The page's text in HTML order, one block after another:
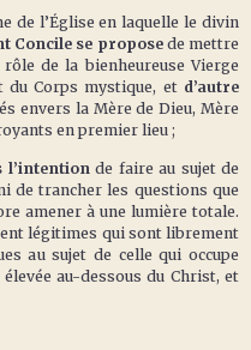
l’Église en laquelle le divin
Concile se proposede mettre
de la bienheureuse Vierge
du Corps mystique, et d’autre
envers la Mère de Dieu, Mère
en premier lieu ;
de faire au sujet de
de trancher les questions que
amener à une lumière totale.
légitimes qui sont librement
au sujet de celle qui occupe
au-dessous du Christ, et